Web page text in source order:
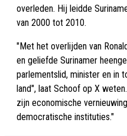
overleden. Hij leidde
van 2000 tot 2010.
"Met het overlijden van
en geliefde Surinamer
parlementslid, minister en in
land", laat Schoof op X
zijn economische
democratische instituties."